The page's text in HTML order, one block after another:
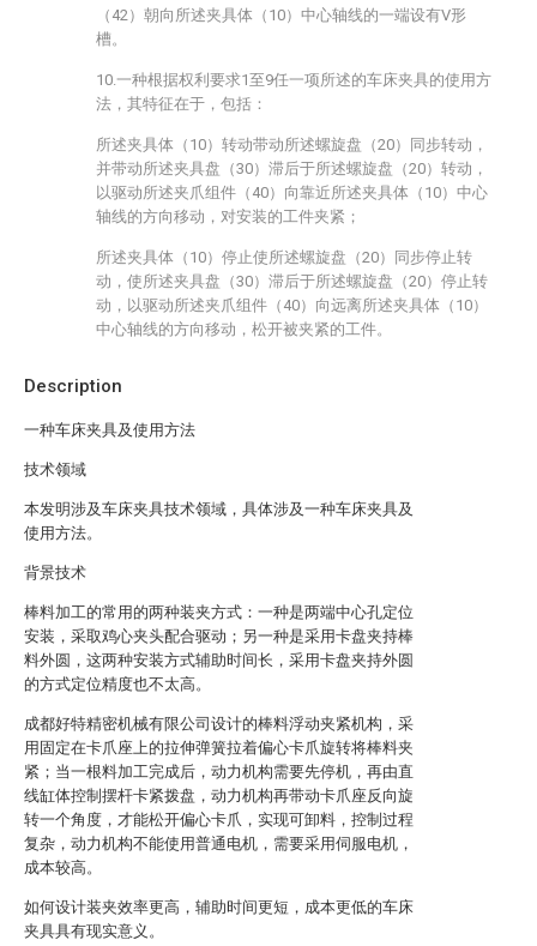
Description
一种车床夹具及使用方法
技术领域
本发明涉及车床夹具技术领域，具体涉及一种车床夹具及
使用方法。
背景技术
棒料加工的常用的两种装夹方式：一种是两端中心孔定位
安装，采取鸡心夹头配合驱动；另一种是采用卡盘夹持棒
料外圆，这两种安装方式辅助时间长，采用卡盘夹持外圆
的方式定位精度也不太高。
成都好特精密机械有限公司设计的棒料浮动夹紧机构，采
用固定在卡爪座上的拉伸弹簧拉着偏心卡爪旋转将棒料夹
紧；当一根料加工完成后，动力机构需要先停机，再由直
线缸体控制摆杆卡紧拨盘，动力机构再带动卡爪座反向旋
转一个角度，才能松开偏心卡爪，实现可卸料，控制过程
复杂，动力机构不能使用普通电机，需要采用伺服电机，
成本较高。
如何设计装夹效率更高，辅助时间更短，成本更低的车床
夹具具有现实意义。
（42）朝向所述夹具体（10）中心轴线的一端设有V形
槽。
10.一种根据权利要求1至9任一项所述的车床夹具的使用方
法，其特征在于，包括：
所述夹具体（10）转动带动所述螺旋盘（20）同步转动，
并带动所述夹具盘（30）滞后于所述螺旋盘（20）转动，
以驱动所述夹爪组件（40）向靠近所述夹具体（10）中心
轴线的方向移动，对安装的工件夹紧；
所述夹具体（10）停止使所述螺旋盘（20）同步停止转
动，使所述夹具盘（30）滞后于所述螺旋盘（20）停止转
动，以驱动所述夹爪组件（40）向远离所述夹具体（10）
中心轴线的方向移动，松开被夹紧的工件。